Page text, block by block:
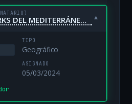
AIRE NETWORKS DEL MEDITERRÁNEO, S.L. UNIPERSONAL ▾
TIPO
Geográfico
ASIGNADO
05/03/2024